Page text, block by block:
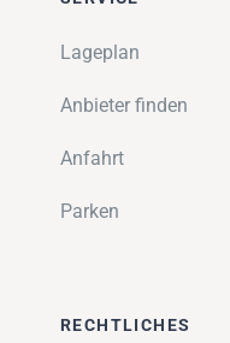
Lageplan
Anbieter finden
Anfahrt
Parken
RECHTLICHES